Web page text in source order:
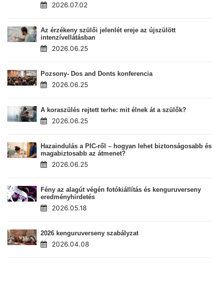
2026.07.02
Az érzékeny szülői jelenlét ereje az újszülött
intenzívellátásban
2026.06.25
Pozsony- Dos and Donts konferencia
2026.06.25
A koraszülés rejtett terhe: mit élnek át a szülők?
2026.06.25
Hazaindulás a PIC-ről – hogyan lehet biztonságosabb és
magabiztosabb az átmenet?
2026.06.25
Fény az alagút végén fotókiállítás és kenguruverseny
eredményhirdetés
2026.05.18
2026 kenguruverseny szabályzat
2026.04.08